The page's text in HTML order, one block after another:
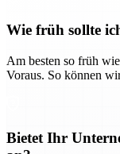
Wie früh sollte
Am besten so früh
Voraus. So können
Bietet Ihr